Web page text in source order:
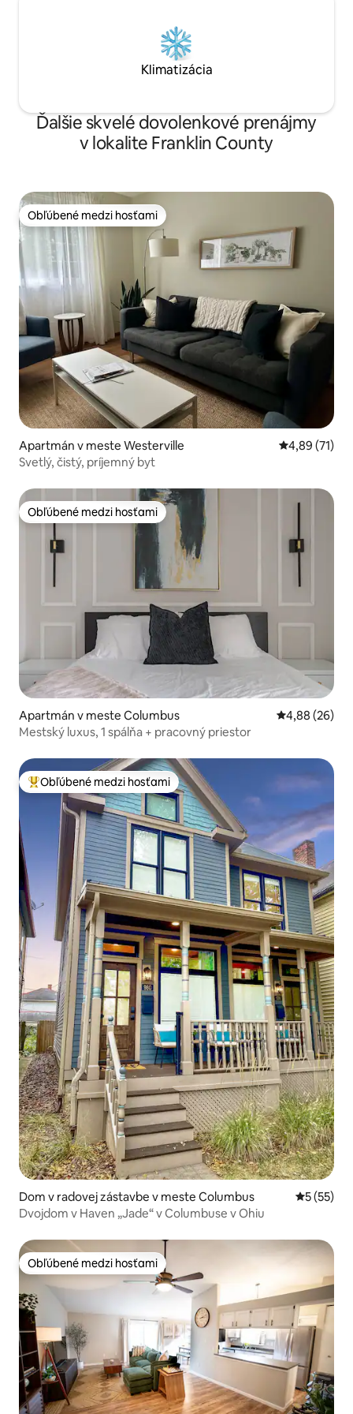
Klimatizácia
Ďalšie skvelé dovolenkové prenájmy
v lokalite Franklin County
Obľúbené medzi hosťami
Obľúbené medzi hosťami
Apartmán v meste Westerville Priemerné
4,89 (71)
Svetlý, čistý, príjemný byt
Obľúbené medzi hosťami
Obľúbené medzi hosťami
Apartmán v meste Columbus Priemerné
4,88 (26)
Mestský luxus, 1 spálňa + pracovný priestor
Najobľúbenejšie medzi hosťami
Obľúbené medzi hosťami
Dom v radovej zástavbe v meste Columbus
5 (55)
Dvojdom v Haven „Jade“ v Columbuse v Ohiu
Obľúbené medzi hosťami
Obľúbené medzi hosťami